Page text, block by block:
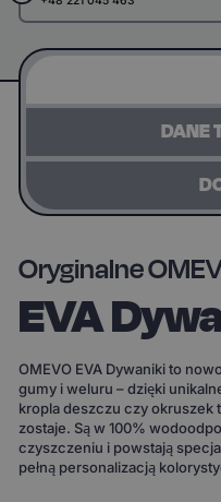
DANE
Oryginalne
EVA
OMEVO EVA Dywaniki to
gumy i weluru – dzięki
kropla deszczu czy okruszek
zostaje. Są w 100%
czyszczeniu i powstają
pełną personalizacją